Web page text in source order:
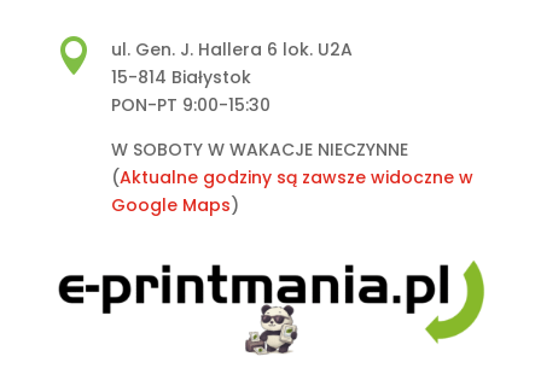

ul. Gen. J. Hallera 6 lok. U2A
15-814 Białystok
PON-PT 9:00-15:30
W SOBOTY W WAKACJE NIECZYNNE
(Aktualne godziny są zawsze widoczne w
Google Maps)